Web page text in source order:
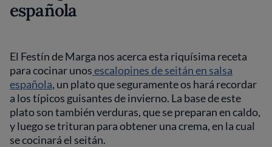
española
El Festín de Marga nos acerca esta riquísima receta
para cocinar unosescalopines de seitán en salsa
española, un plato que seguramente os hará recordar
a los típicos guisantes de invierno. La base de este
plato son también verduras, que se preparan en caldo,
y luego se trituran para obtener una crema, en la cual
se cocinará el seitán.